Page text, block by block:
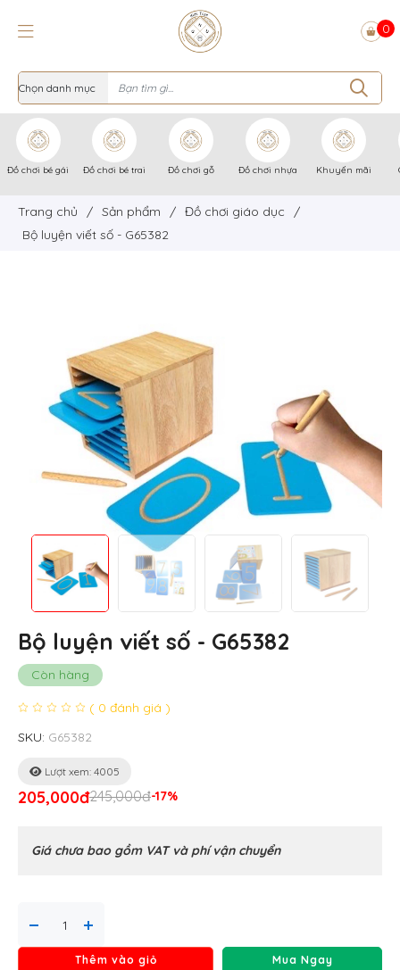
0
Đồ chơi bé gái Đồ chơi bé trai Đồ chơi gỗ Đồ chơi nhựa Khuyến mãi
Trang chủ / Sản phẩm / Đồ chơi giáo dục
/
Bộ luyện viết số - G65382
Bộ luyện viết số - G65382
Còn hàng
( 0 đánh giá )
SKU: G65382
Lượt xem: 4005
205,000đ245,000đ-17%
Giá chưa bao gồm VAT và phí vận chuyển
Thêm vào giỏ Mua Ngay